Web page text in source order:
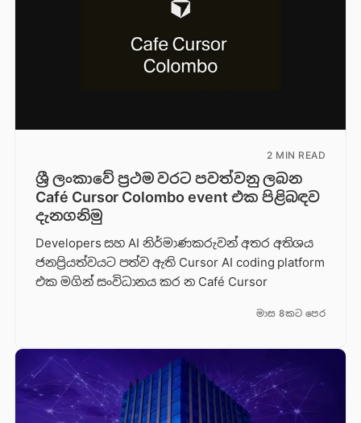
2 MIN READ
ශ්‍රී ලංකාවේ ප්‍රථම වරට පවත්වනු ලබන
Café Cursor Colombo event එක පිළිබඳව
දැනගනිමු
Developers සහ AI නිර්මාණකරුවන් අතර අතිශය
ජනප්‍රියත්වයට පත්ව ඇති Cursor AI coding platform
එක මගින් සංවිධානය කර න Café Cursor
මාස 8කට පෙර